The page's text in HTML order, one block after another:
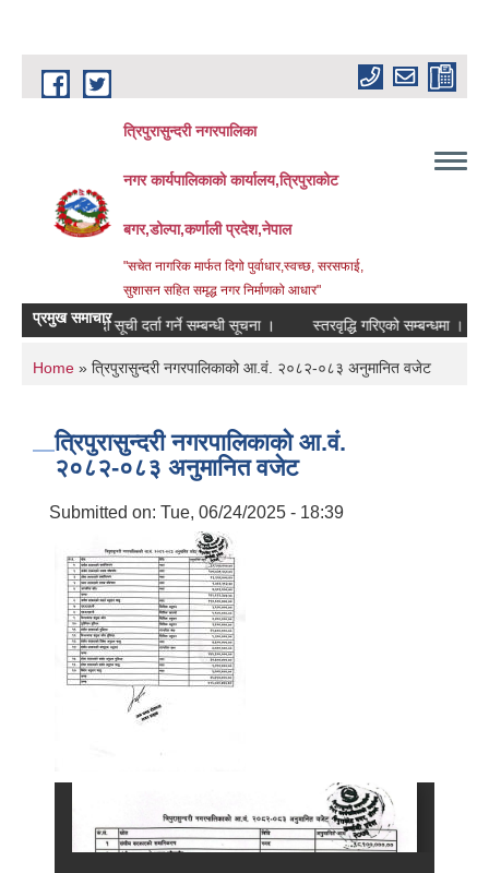
Skip to main content
त्रिपुरासुन्दरी नगरपालिका
नगर कार्यपालिकाको कार्यालय,त्रिपुराकोट
बगर,डोल्पा,कर्णाली प्रदेश,नेपाल
"सचेत नागरिक मार्फत दिगो पुर्वाधार,स्वच्छ, सरसफाई,
सुशासन सहित समृद्ध नगर निर्माणको आधार"
प्रमुख समाचार
मौजुदा सूची दर्ता गर्ने सम्बन्धी सूचना । स्तरवृद्धि गरिएको सम्बन्धमा ।
You are here
Home » त्रिपुरासुन्दरी नगरपालिकाको आ.वं. २०८२-०८३ अनुमानित वजेट
त्रिपुरासुन्दरी नगरपालिकाको आ.वं.
२०८२-०८३ अनुमानित वजेट
Submitted on: Tue, 06/24/2025 - 18:39